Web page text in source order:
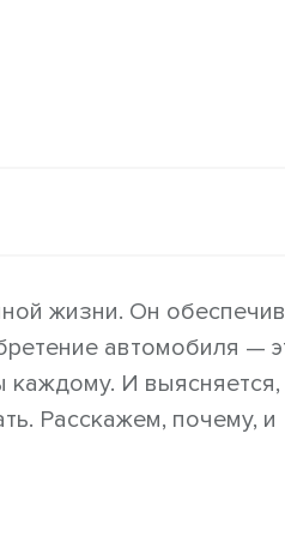
жизни. Он
автомобиля —
каждому. И выясняется,
Расскажем, почему, и